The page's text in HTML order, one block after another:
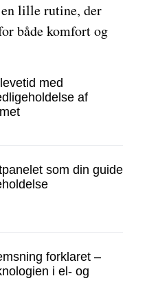
lille rutine, der
både komfort og
med
af
som din guide
forklaret –
i el- og